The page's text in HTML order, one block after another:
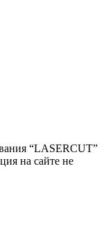
“LASERCUT”
на сайте не